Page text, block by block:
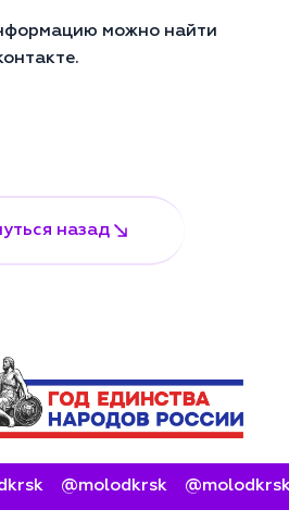
можно найти
назад
@molodkrsk @molodkrsk